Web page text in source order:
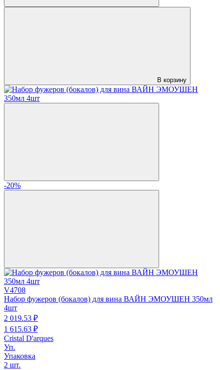
В корзину
-20%
V4708
Набор фужеров (бокалов) для вина ВАЙН ЭМОУШЕН 350мл
4шт
2 019.53 ₽
1 615.63 ₽
Cristal D'arques
Уп.
Упаковка
2 шт.